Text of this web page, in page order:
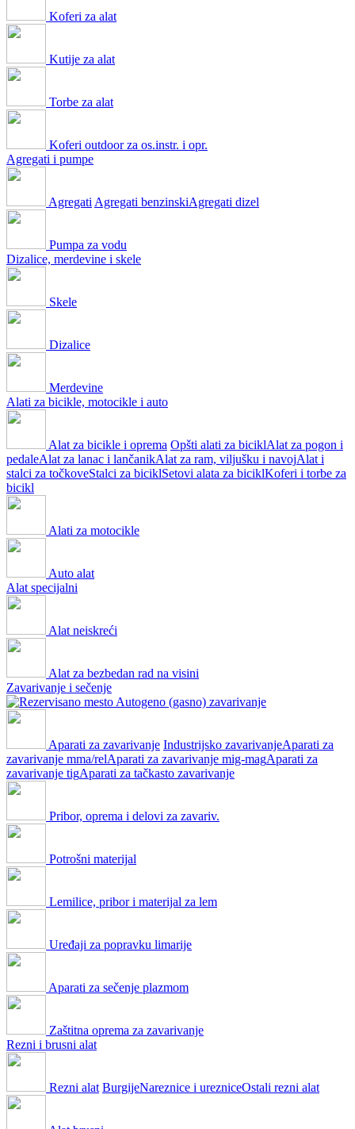
Koferi za alat
Kutije za alat
Torbe za alat
Koferi outdoor za os.instr. i opr.
Agregati i pumpe
AgregatiAgregati benzinskiAgregati dizel
Pumpa za vodu
Dizalice, merdevine i skele
Skele
Dizalice
Merdevine
Alati za bicikle, motocikle i auto
Alat za bicikle i oprema Opšti alati za biciklAlat za pogon i
pedaleAlat za lanac i lančanikAlat za ram, viljušku i navojAlat i
stalci za točkoveStalci za biciklSetovi alata za biciklKoferi i torbe za
bicikl
Alati za motocikle
Auto alat
Alat specijalni
Alat neiskreći
Alat za bezbedan rad na visini
Zavarivanje i sečenje
Autogeno (gasno) zavarivanje
Aparati za zavarivanje Industrijsko zavarivanjeAparati za
zavarivanje mma/relAparati za zavarivanje mig-magAparati za
zavarivanje tigAparati za tačkasto zavarivanje
Pribor, oprema i delovi za zavariv.
Potrošni materijal
Lemilice, pribor i materijal za lem
Uređaji za popravku limarije
Aparati za sečenje plazmom
Zaštitna oprema za zavarivanje
Rezni i brusni alat
Rezni alat BurgijeNareznice i urezniceOstali rezni alat